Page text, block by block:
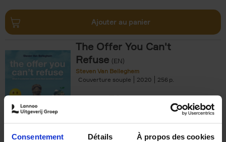
Consentement Détails À propos des cookies
Ajouter au panier
The Offer You Can't
Refuse (EN)
Steven Van Belleghem
Couverture souple
2020 256
€37,50